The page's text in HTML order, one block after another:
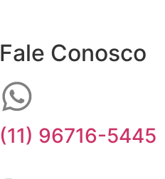
Fale Conosco
(11) 96716-5445